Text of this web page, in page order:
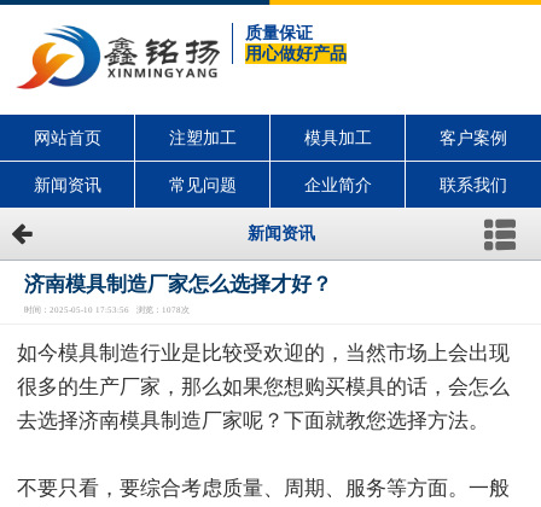
质量保证
用心做好产品
网站首页 注塑加工 模具加工 客户案例
新闻资讯 常见问题 企业简介 联系我们
新闻资讯
济南模具制造厂家怎么选择才好？
时间：2025-05-10 17:53:56 浏览：1078次
如今模具制造行业是比较受欢迎的，当然市场上会出现
很多的生产厂家，那么如果您想购买模具的话，会怎么
去选择济南模具制造厂家呢？下面就教您选择方法。
不要只看，要综合考虑质量、周期、服务等方面。一般